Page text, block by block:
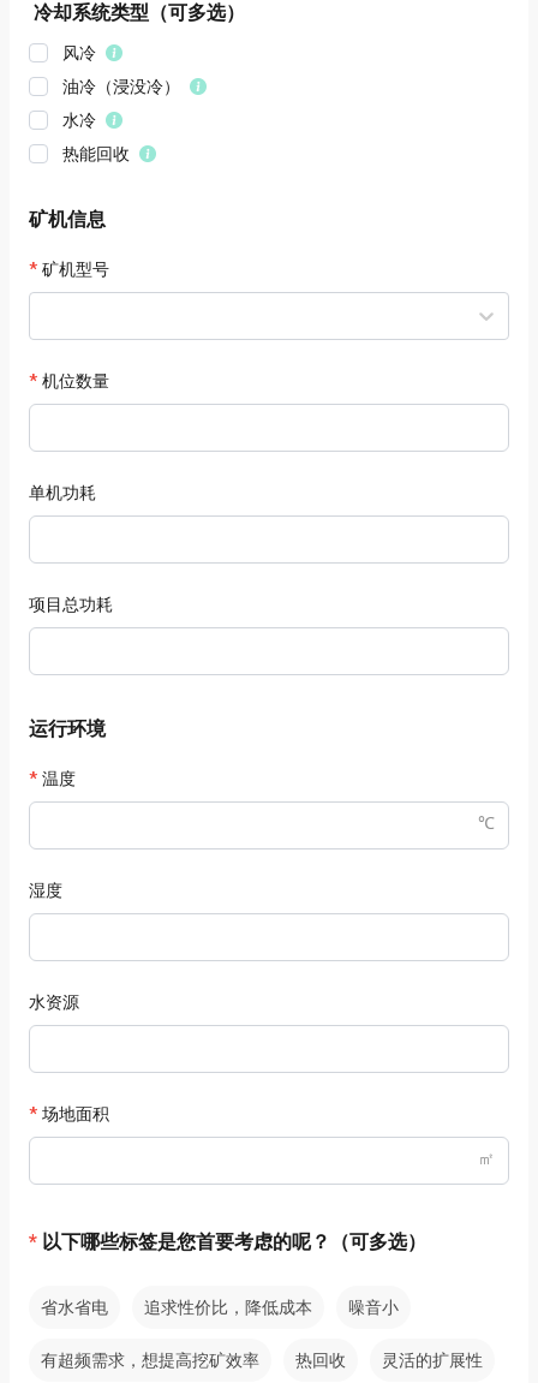
冷却系统类型（可多选）
风冷
油冷（浸没冷）
水冷
热能回收
矿机信息
矿机型号
机位数量
单机功耗
项目总功耗
运行环境
温度
℃
湿度
水资源
场地面积
㎡
以下哪些标签是您首要考虑的呢？（可多选）
省水省电 追求性价比，降低成本 噪音小
有超频需求，想提高挖矿效率 热回收 灵活的扩展性